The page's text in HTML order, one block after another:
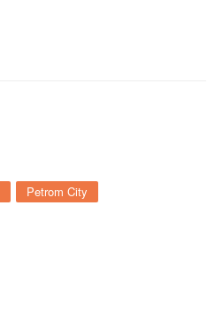
Petrom City